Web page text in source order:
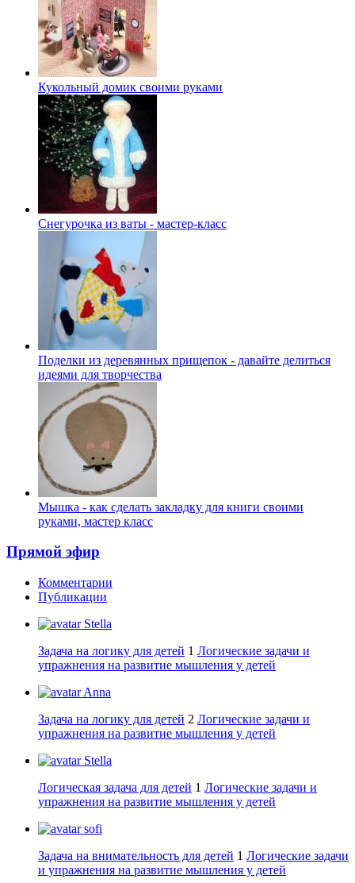
Кукольный домик своими руками
Снегурочка из ваты - мастер-класс
Поделки из деревянных прищепок - давайте делиться
идеями для творчества
Мышка - как сделать закладку для книги своими
руками, мастер класс
Прямой эфир
Комментарии
Публикации
Stella
Задача на логику для детей 1 Логические задачи и
упражнения на развитие мышления у детей
Anna
Задача на логику для детей 2 Логические задачи и
упражнения на развитие мышления у детей
Stella
Логическая задача для детей 1 Логические задачи и
упражнения на развитие мышления у детей
sofi
Задача на внимательность для детей 1 Логические задачи
и упражнения на развитие мышления у детей